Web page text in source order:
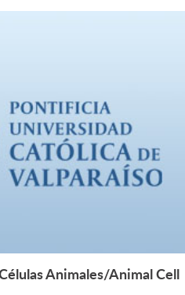
Leer Más +
Animales/Animal Cell